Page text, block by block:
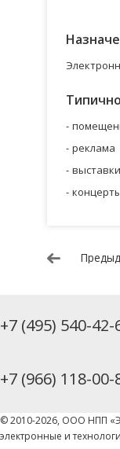
реклама
выставки
+7 (495) 540-42-
+7 (966) 118-00-
© 2010-2026, ООО НПП
электронные и